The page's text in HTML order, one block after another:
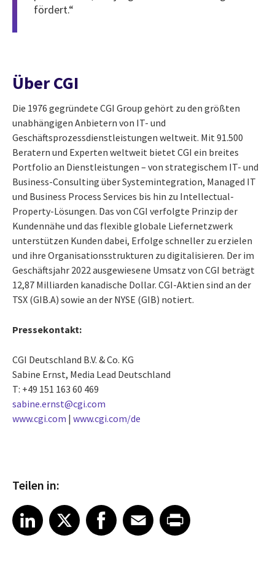
fördert.“
Über CGI
Die 1976 gegründete CGI Group gehört zu den größten
unabhängigen Anbietern von IT- und
Geschäftsprozessdienstleistungen weltweit. Mit 91.500
Beratern und Experten weltweit bietet CGI ein breites
Portfolio an Dienstleistungen – von strategischem IT- und
Business-Consulting über Systemintegration, Managed IT
und Business Process Services bis hin zu Intellectual-
Property-Lösungen. Das von CGI verfolgte Prinzip der
Kundennähe und das flexible globale Liefernetzwerk
unterstützen Kunden dabei, Erfolge schneller zu erzielen
und ihre Organisationsstrukturen zu digitalisieren. Der im
Geschäftsjahr 2022 ausgewiesene Umsatz von CGI beträgt
12,87 Milliarden kanadische Dollar. CGI-Aktien sind an der
TSX (GIB.A) sowie an der NYSE (GIB) notiert.
Pressekontakt:
CGI Deutschland B.V. & Co. KG
Sabine Ernst, Media Lead Deutschland
T: +49 151 163 60 469
sabine.ernst@cgi.com
www.cgi.com | www.cgi.com/de
Teilen in:
Share article on LinkedIn
LinkedIn
Share article on XShare article on Facebook
Facebook
Share article on Email
EmailShare article on Print